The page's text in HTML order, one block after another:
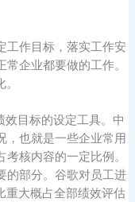
工作目标，落实工作安
企业都要做的工作。
效目标的设定工具。中
，也就是一些企业常用
核内容的一定比例。
的部分。谷歌对员工进
重大概占全部绩效评估